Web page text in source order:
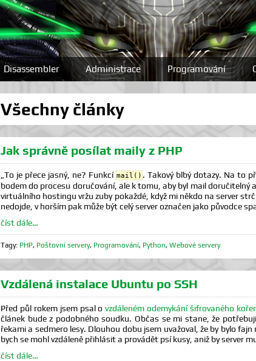
Disassembler Administrace Programování
Všechny články
Jak správně posílat maily z PHP
„To je přece jasný, ne? Funkcí mail(). Takový blbý dotazy. Na to
bodem do procesu doručování, ale k tomu, aby byl mail
virtuálního hostingu vržu zuby pokaždé, když mi někdo na server
nedojde, v horším pak může být celý server označen jako původce
číst dále…
Tagy: PHP, Poštovní servery, Programování, Python, Webové servery
Vzdálená instalace Ubuntu po SSH
Před půl rokem jsem psal ovzdáleném odemykání šifrovaného
článek bude z podobného soudku. Občas se mi stane, že
řekami a sedmero lesy. Dlouhou dobu jsem uvažoval, že by bylo
bych se mohl vzdáleně přihlásit a provádět psí kusy, aniž by server
číst dále…